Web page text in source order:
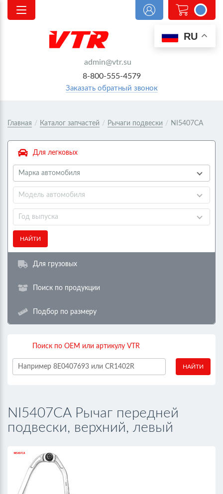
RU
admin@vtr.su
8-800-555-4579
Заказать обратный звонок
Главная / Каталог запчастей / Рычаги подвески / NI5407CA
Для легковых
Марка автомобиля
Модель автомобиля
Год выпуска
НАЙТИ
Для грузовых
Поиск по продукции
Подбор по размеру
Поиск по OEM или артикулу VTR
НАЙТИ
NI5407CA Рычаг передней
подвески, верхний, левый